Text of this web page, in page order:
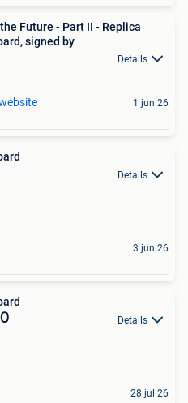
Future - Part II - Replica
signed by
Details
1 jun 26
Details
3 jun 26
Details
28 jul 26